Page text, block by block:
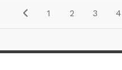
1 2 3 4